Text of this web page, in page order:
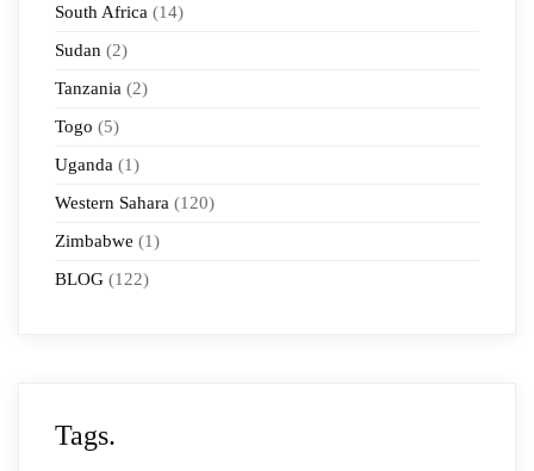
South Africa (14)
Sudan (2)
Tanzania (2)
Togo (5)
Uganda (1)
Western Sahara (120)
Zimbabwe (1)
BLOG (122)
Tags.